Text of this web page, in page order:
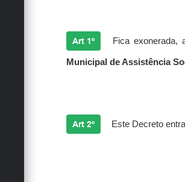
Art 1º Fica exonerada,
Municipal de Assistência
Art 2º Este Decreto